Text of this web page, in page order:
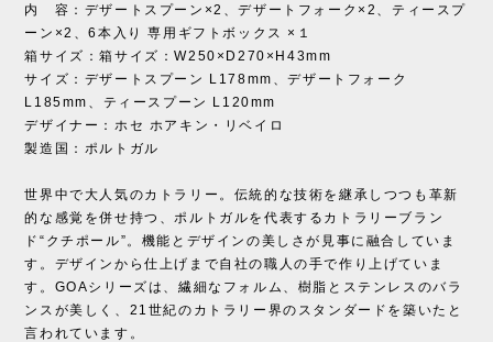
内 容：デザートスプーン×2、デザートフォーク×2、ティースプ
ーン×2、6本入り 専用ギフトボックス ×１
箱サイズ：箱サイズ：W250×D270×H43mm
サイズ：デザートスプーン L178mm、デザートフォーク
L185mm、ティースプーン L120mm
デザイナー：ホセ ホアキン・リベイロ
製造国：ポルトガル
世界中で大人気のカトラリー。伝統的な技術を継承しつつも革新
的な感覚を併せ持つ、ポルトガルを代表するカトラリーブラン
ド“クチポール”。機能とデザインの美しさが見事に融合していま
す。デザインから仕上げまで自社の職人の手で作り上げていま
す。GOAシリーズは、繊細なフォルム、樹脂とステンレスのバラ
ンスが美しく、21世紀のカトラリー界のスタンダードを築いたと
言われています。